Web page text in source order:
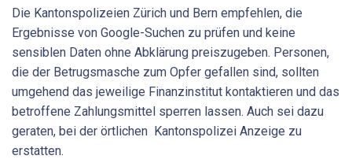
Die Kantonspolizeien Zürich und Bern empfehlen, die
Ergebnisse von Google-Suchen zu prüfen und keine
sensiblen Daten ohne Abklärung preiszugeben. Personen,
die der Betrugsmasche zum Opfer gefallen sind, sollten
umgehend das jeweilige Finanzinstitut kontaktieren und das
betroffene Zahlungsmittel sperren lassen. Auch sei dazu
geraten, bei der örtlichen Kantonspolizei Anzeige zu
erstatten.